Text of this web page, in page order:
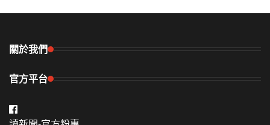
關於我們
官方平台